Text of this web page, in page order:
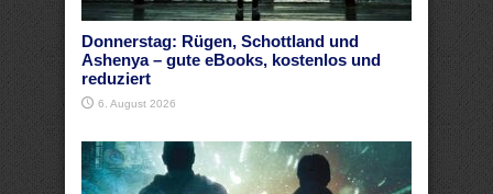
Donnerstag: Rügen, Schottland und
Ashenya – gute eBooks, kostenlos und
reduziert
6. August 2026